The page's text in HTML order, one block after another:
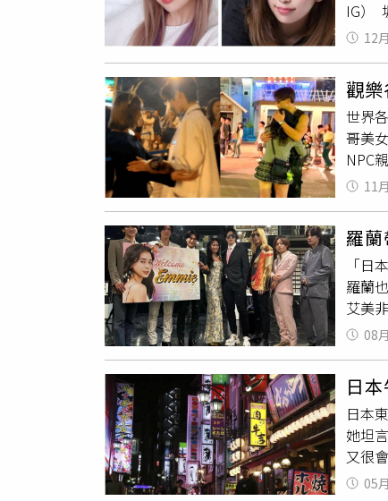
IG）
意協
對
員，
遺產
期間
豈料
不滿
「線
12
觀
世界
哥美
NPC
後，
盡是
也會
嗅到
侶般
「賣
11
羅
「日
羅蘭
艾美
面前
生
目
公關
「因
在我
的人
08
日
日本
她坦
又很
工時05